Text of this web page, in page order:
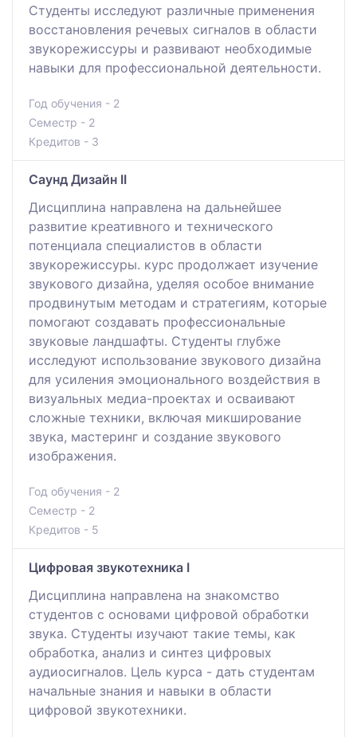
Студенты исследуют различные применения
восстановления речевых сигналов в области
звукорежиссуры и развивают необходимые
навыки для профессиональной деятельности.
Год обучения - 2
Семестр - 2
Кредитов - 3
Саунд Дизайн II
Дисциплина направлена на дальнейшее
развитие креативного и технического
потенциала специалистов в области
звукорежиссуры. курс продолжает изучение
звукового дизайна, уделяя особое внимание
продвинутым методам и стратегиям, которые
помогают создавать профессиональные
звуковые ландшафты. Студенты глубже
исследуют использование звукового дизайна
для усиления эмоционального воздействия в
визуальных медиа-проектах и осваивают
сложные техники, включая микширование
звука, мастеринг и создание звукового
изображения.
Год обучения - 2
Семестр - 2
Кредитов - 5
Цифровая звукотехника I
Дисциплина направлена на знакомство
студентов с основами цифровой обработки
звука. Студенты изучают такие темы, как
обработка, анализ и синтез цифровых
аудиосигналов. Цель курса - дать студентам
начальные знания и навыки в области
цифровой звукотехники.